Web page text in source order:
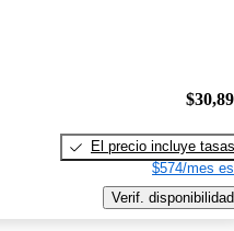
El precio incluye tasas
$574/mes
Verif. disponibilidad